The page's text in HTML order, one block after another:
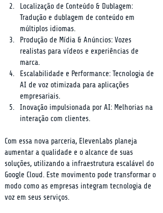
Localização de Conteúdo & Dublagem:
Tradução e dublagem de conteúdo em
múltiplos idiomas.
Produção de Mídia & Anúncios: Vozes
realistas para vídeos e experiências de
marca.
Escalabilidade e Performance: Tecnologia de
AI de voz otimizada para aplicações
empresariais.
Inovação impulsionada por AI: Melhorias na
interação com clientes.
Com essa nova parceria, ElevenLabs planeja
aumentar a qualidade e o alcance de suas
soluções, utilizando a infraestrutura escalável do
Google Cloud. Este movimento pode transformar o
modo como as empresas integram tecnologia de
voz em seus serviços.